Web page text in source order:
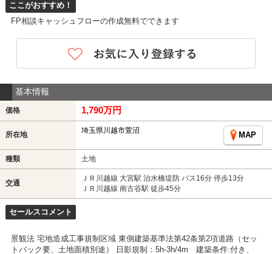
ここがおすすめ！
FP相談キャッシュフローの作成無料でできます
基本情報
価格 1,790万円
所在地 埼玉県川越市萱沼
MAP
種類 土地
交通
ＪＲ川越線 大宮駅 治水橋堤防 バス16分 停歩13分
ＪＲ川越線 南古谷駅 徒歩45分
セールスコメント
景観法 宅地造成工事規制区域 東側建築基準法第42条第2項道路（セッ
トバック要、土地面積別途） 日影規制：5h-3h/4m 建築条件:付き、